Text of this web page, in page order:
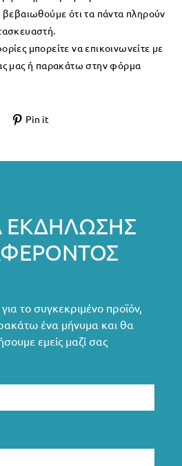
βεβαιωθούμε ότι τα πάντα πληρούν
μπορείτε να επικοινωνείτε με
μας ή παρακάτω στην φόρμα
Pin it
το συγκεκριμένο προϊόν,
ένα μήνυμα και θα
εμείς μαζί σας